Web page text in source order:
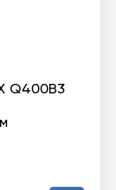
Q400B3